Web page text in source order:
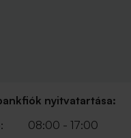
nyitvatartása:
08:00 - 17:00